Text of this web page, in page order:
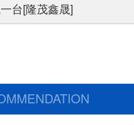
台[隆茂鑫晟]